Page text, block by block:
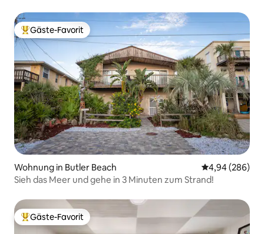
Beliebter Gäste-Favorit.
Gäste-Favorit
Wohnung in Butler Beach
4,94 (286)
Sieh das Meer und gehe in 3 Minuten zum Strand!
Beliebter Gäste-Favorit.
Gäste-Favorit